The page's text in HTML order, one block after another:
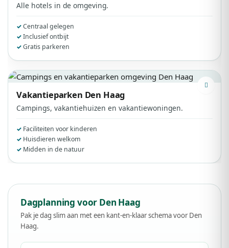
Alle hotels in de omgeving.
Centraal gelegen
Inclusief ontbijt
Gratis parkeren
Vakantieparken Den Haag
Campings, vakantiehuizen en vakantiewoningen.
Faciliteiten voor kinderen
Huisdieren welkom
Midden in de natuur
Dagplanning voor Den Haag
Pak je dag slim aan met een kant-en-klaar schema voor Den
Haag.